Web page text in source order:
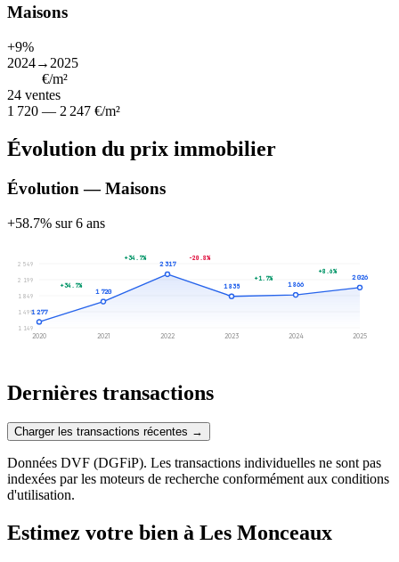
Maisons
+9%
2024→2025
€/m²
24 ventes
1 720 — 2 247 €/m²
Évolution du prix immobilier
Évolution — Maisons
+58.7% sur 6 ans
1 149
1 499
1 849
2 199
2 549
1 277
2020
1 720
2021
2 317
2022
1 835
2023
1 866
2024
2 026
2025
+34.7%
+34.7% -20.8%
+1.7%
+8.6%
Dernières transactions
Charger les transactions récentes →
Données DVF (DGFiP). Les transactions individuelles ne sont pas
indexées par les moteurs de recherche conformément aux conditions
d'utilisation.
Estimez votre bien à Les Monceaux